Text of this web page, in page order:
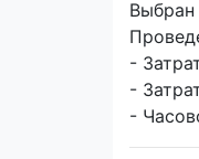
Выбран
-
-
-